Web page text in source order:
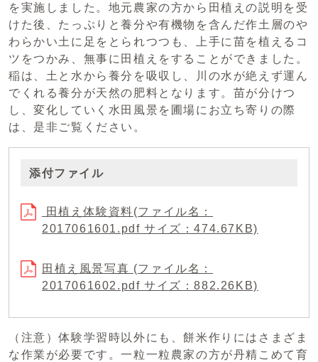
を実施しました。地元農家の方から田植えの説明を受
けた後、たっぷりと養分や有機物を含んだ作土層のや
わらかい土に足をとられつつも、上手に苗を植えるコ
ツをつかみ、無事に田植えをすることができました。
稲は、土と水から養分を吸収し、川の水が絶えず運ん
でくれる養分が天然の肥料となります。苗が分けつ
し、変化していく水田風景を圃場にお立ち寄りの際
は、是非ご覧ください。
添付ファイル
田植え体験資料(ファイル名：
2017061601.pdf サイズ：474.67KB)
田植え風景写真 (ファイル名：
2017061602.pdf サイズ：882.26KB)
（注意）体験学習時以外にも、餅米作りにはさまざま
な作業が必要です。一粒一粒農家の方が丹精こめて育